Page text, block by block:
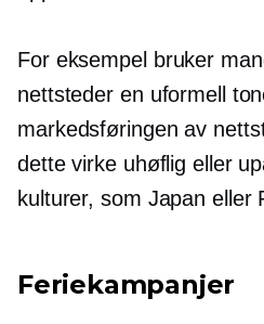
For eksempel bruker
nettsteder en uformell
markedsføringen av
dette virke uhøflig eller
kulturer, som Japan eller
Feriekampanjer